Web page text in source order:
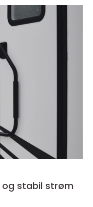
stabil strøm